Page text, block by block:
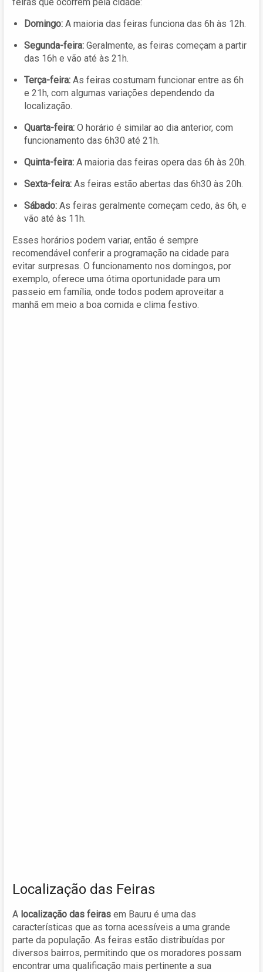
Domingo: A maioria das feiras funciona das 6h às 12h.
Segunda-feira: Geralmente, as feiras começam a partir
das 16h e vão até às 21h.
Terça-feira: As feiras costumam funcionar entre as 6h
e 21h, com algumas variações dependendo da
localização.
Quarta-feira: O horário é similar ao dia anterior, com
funcionamento das 6h30 até 21h.
Quinta-feira: A maioria das feiras opera das 6h às 20h.
Sexta-feira: As feiras estão abertas das 6h30 às 20h.
Sábado: As feiras geralmente começam cedo, às 6h, e
vão até às 11h.
Esses horários podem variar, então é sempre
recomendável conferir a programação na cidade para
evitar surpresas. O funcionamento nos domingos, por
exemplo, oferece uma ótima oportunidade para um
passeio em família, onde todos podem aproveitar a
manhã em meio a boa comida e clima festivo.
Localização das Feiras
A localização das feiras em Bauru é uma das
características que as torna acessíveis a uma grande
parte da população. As feiras estão distribuídas por
diversos bairros, permitindo que os moradores possam
encontrar uma qualificação mais pertinente a sua